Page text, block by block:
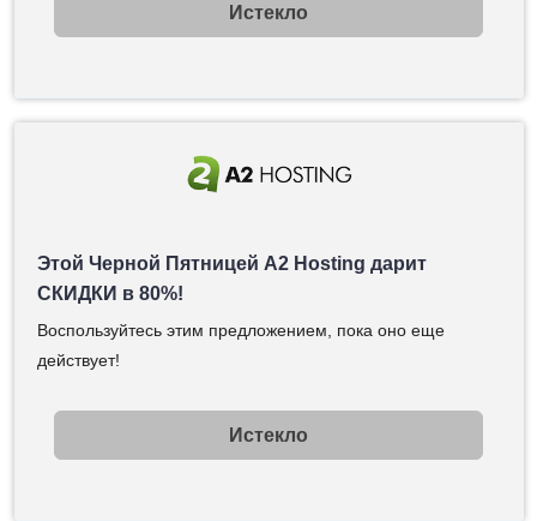
Истекло
Этой Черной Пятницей A2 Hosting дарит
СКИДКИ в 80%!
Воспользуйтесь этим предложением, пока оно еще
действует!
Истекло